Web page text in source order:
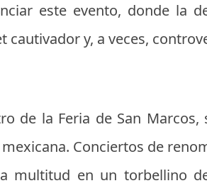
este evento, donde la
cautivador y, a veces,
de la Feria de San
Conciertos de
multitud en un torbellino